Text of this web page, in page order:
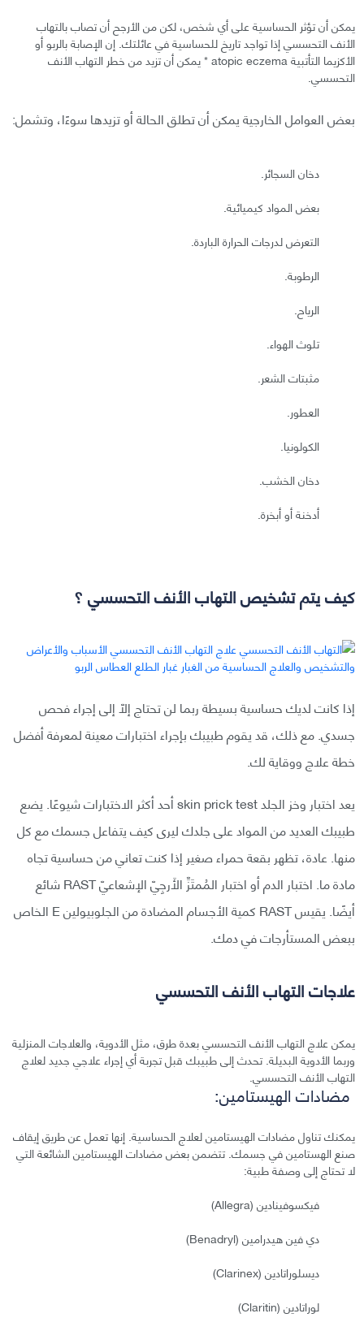
يمكن أن تؤثر الحساسية على أي شخص، لكن من الأرجح أن تصاب بالتهاب
الأنف التحسسي إذا تواجد تاريخ للحساسية في عائلتك. إن الإصابة بالربو أو
الأكزيما التأتبية atopic eczema * يمكن أن تزيد من خطر التهاب الأنف
التحسسي.
بعض العوامل الخارجية يمكن أن تطلق الحالة أو تزيدها سوءًا، وتشمل:
دخان السجائر.
بعض المواد كيميائية.
التعرض لدرجات الحرارة الباردة.
الرطوبة.
الرياح.
تلوث الهواء.
مثبتات الشعر.
العطور.
الكولونيا.
دخان الخشب.
أدخنة أو أبخرة.
كيف يتم تشخيص التهاب الأنف التحسسي ؟
إذا كانت لديك حساسية بسيطة ربما لن تحتاج إلّا إلى إجراء فحص
جسدي. مع ذلك، قد يقوم طبيبك بإجراء اختبارات معينة لمعرفة أفضل
خطة علاج ووقاية لك.
يعد اختبار وخز الجلد skin prick test أحد أكثر الاختبارات شيوعًا. يضع
طبيبك العديد من المواد على جلدك ليرى كيف يتفاعل جسمك مع كل
منها. عادة، تظهر بقعة حمراء صغير إذا كنت تعاني من حساسية تجاه
مادة ما. اختبار الدم أو اختبار المُمتَزِّ الأَرجِيّ الإشعاعيّ RAST شائع
أيضًا. يقيس RAST كمية الأجسام المضادة من الجلوبيولين E الخاص
ببعض المستأرجات في دمك.
علاجات التهاب الأنف التحسسي
يمكن علاج التهاب الأنف التحسسي بعدة طرق، مثل الأدوية، والعلاجات المنزلية
وربما الأدوية البديلة. تحدث إلى طبيبك قبل تجربة أي إجراء علاجي جديد لعلاج
التهاب الأنف التحسسي.
مضادات الهيستامين:
يمكنك تناول مضادات الهيستامين لعلاج الحساسية. إنها تعمل عن طريق إيقاف
صنع الهستامين في جسمك. تتضمن بعض مضادات الهيستامين الشائعة التي
لا تحتاج إلى وصفة طبية:
فيكسوفينادين (Allegra)
دي فين هيدرامين (Benadryl)
ديسلوراتادين (Clarinex)
لوراتادين (Claritin)